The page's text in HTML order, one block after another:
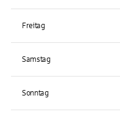
Freitag
Samstag
Sonntag